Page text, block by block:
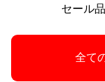
セール品
全て